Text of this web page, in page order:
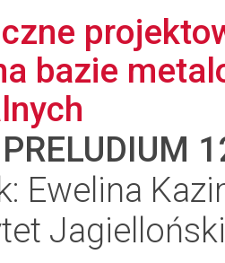
bazie
PRELUDIUM
Ewelina